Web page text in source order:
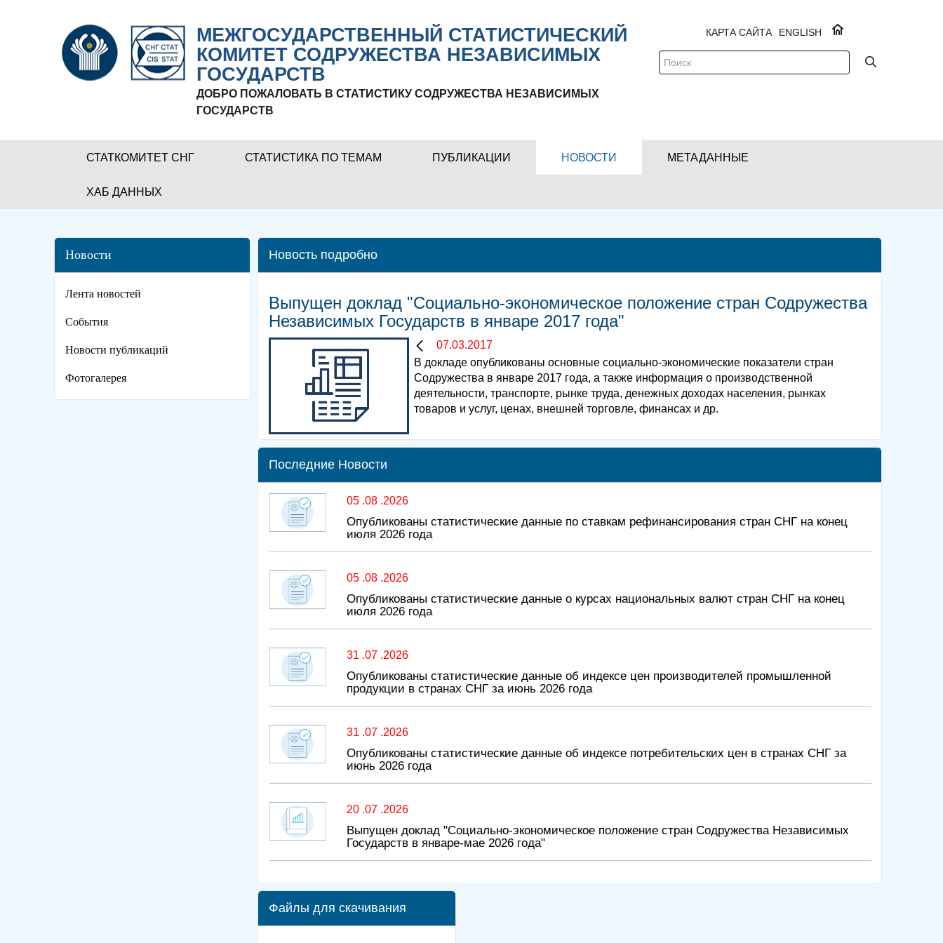
МЕЖГОСУДАРСТВЕННЫЙ СТАТИСТИЧЕСКИЙ
КОМИТЕТ СОДРУЖЕСТВА НЕЗАВИСИМЫХ
ГОСУДАРСТВ
ДОБРО ПОЖАЛОВАТЬ В СТАТИСТИКУ СОДРУЖЕСТВА НЕЗАВИСИМЫХ
ГОСУДАРСТВ
ENGLISH
КАРТА САЙТА
СТАТКОМИТЕТ СНГ СТАТИСТИКА ПО ТЕМАМ ПУБЛИКАЦИИ НОВОСТИ МЕТАДАННЫЕ
ХАБ ДАННЫХ
Новости
Лента новостей
События
Новости публикаций
Фотогалерея
Новость подробно
Выпущен доклад "Социально-экономическое положение стран Содружества
Независимых Государств в январе 2017 года"
07.03.2017
В докладе опубликованы основные социально-экономические показатели стран
Содружества в январе 2017 года, а также информация о производственной
деятельности, транспорте, рынке труда, денежных доходах населения, рынках
товаров и услуг, ценах, внешней торговле, финансах и др.
Последние Новости
05 .08 .2026
Опубликованы статистические данные по ставкам рефинансирования стран СНГ на конец
июля 2026 года
05 .08 .2026
Опубликованы статистические данные о курсах национальных валют стран СНГ на конец
июля 2026 года
31 .07 .2026
Опубликованы статистические данные об индексе цен производителей промышленной
продукции в странах СНГ за июнь 2026 года
31 .07 .2026
Опубликованы статистические данные об индексе потребительских цен в странах СНГ за
июнь 2026 года
20 .07 .2026
Выпущен доклад "Социально-экономическое положение стран Содружества Независимых
Государств в январе-мае 2026 года"
Файлы для скачивания